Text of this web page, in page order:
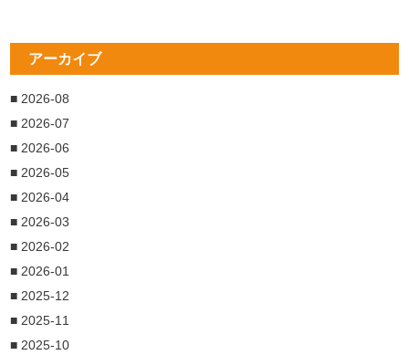
アーカイブ
■ 2026-08
■ 2026-07
■ 2026-06
■ 2026-05
■ 2026-04
■ 2026-03
■ 2026-02
■ 2026-01
■ 2025-12
■ 2025-11
■ 2025-10